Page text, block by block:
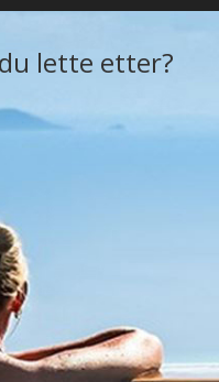
lette etter?